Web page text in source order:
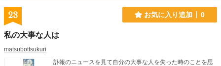
23 お気に入り追加 0
私の大事な人は
matsubottsukuri
訃報のニュースを見て自分の大事な人を失った時のことを思